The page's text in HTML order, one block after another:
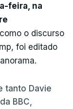
feira, na
o discurso
foi editado
tanto Davie
BBC,